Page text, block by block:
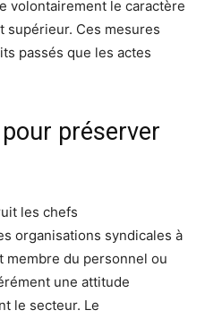
volontairement le caractère
supérieur. Ces mesures
passés que les actes
préserver
les chefs
organisations syndicales à
membre du personnel ou
une attitude
le secteur. Le